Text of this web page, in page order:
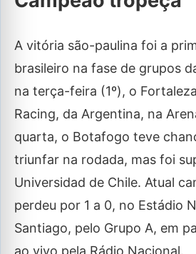
A vitória são-paulina foi a
brasileiro na fase de grupos
na terça-feira (1º), o
Racing, da Argentina, na
quarta, o Botafogo teve
triunfar na rodada, mas foi
Universidad de Chile. Atual
perdeu por 1 a 0, no Estádio
Santiago, pelo Grupo A, em
ao vivo pela Rádio Nacional.